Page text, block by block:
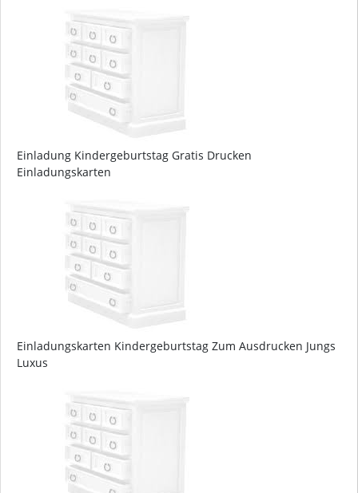
Einladung Kindergeburtstag Gratis Drucken
Einladungskarten
Einladungskarten Kindergeburtstag Zum Ausdrucken Jungs
Luxus